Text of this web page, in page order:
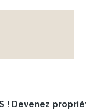
! Devenez